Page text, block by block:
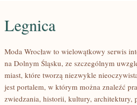
Legnica
Moda Wrocław to wielowątkowy serwis
na Dolnym Śląsku, ze szczególnym
miast, które tworzą niezwykle
jest portalem, w którym można znaleźć
zwiedzania, historii, kultury, architektury,